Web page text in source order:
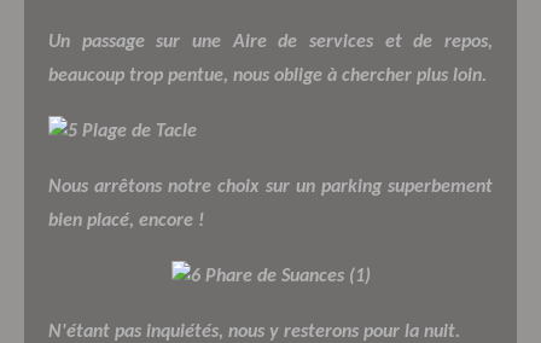
Un passage sur une Aire de services et de repos,
beaucoup trop pentue, nous oblige à chercher plus loin.
Nous arrêtons notre choix sur un parking superbement
bien placé, encore !
N'étant pas inquiétés, nous y resterons pour la nuit.